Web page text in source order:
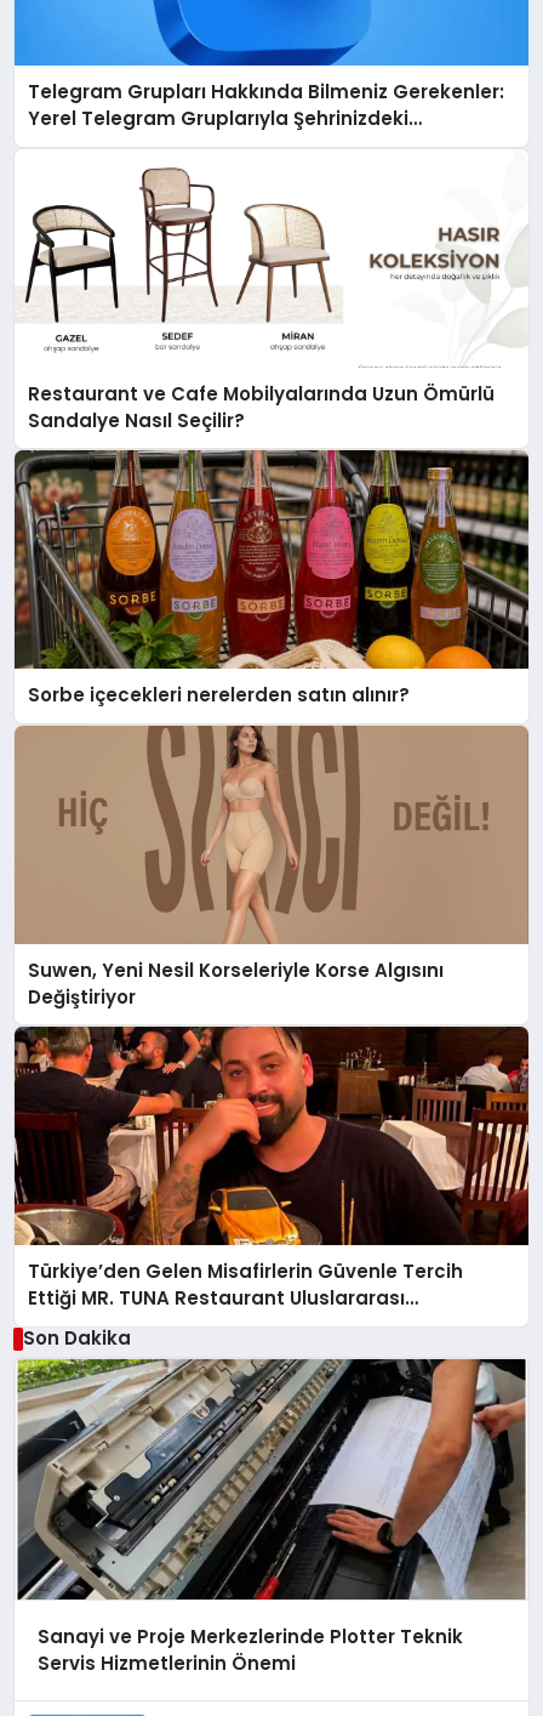
Telegram Grupları Hakkında Bilmeniz Gerekenler:
Yerel Telegram Gruplarıyla Şehrinizdeki
Topluluklara Ulaşın
Restaurant ve Cafe Mobilyalarında Uzun Ömürlü
Sandalye Nasıl Seçilir?
Sorbe içecekleri nerelerden satın alınır?
Suwen, Yeni Nesil Korseleriyle Korse Algısını
Değiştiriyor
Türkiye’den Gelen Misafirlerin Güvenle Tercih
Ettiği MR. TUNA Restaurant Uluslararası
Başarısıyla Dikkat Çekiyor
Son Dakika
Sanayi ve Proje Merkezlerinde Plotter Teknik
Servis Hizmetlerinin Önemi